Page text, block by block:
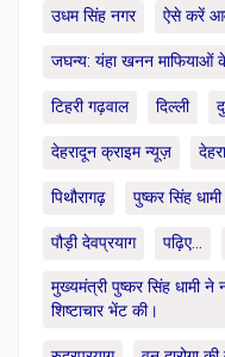
उधम सिंह नगर ऐसे करें
जघन्य: यंहा खनन माफियाओं
टिहरी गढ़वाल दिल्ली
देहरादून क्राइम न्यूज़
पिथौरागढ़ पुष्कर सिंह धामी
पौड़ी देवप्रयाग पढ़िए...
मुख्यमंत्री पुष्कर सिंह धामी ने
शिष्टाचार भेंट की।